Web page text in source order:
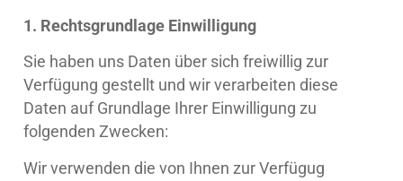
1. Rechtsgrundlage Einwilligung
Sie haben uns Daten über sich freiwillig zur
Verfügung gestellt und wir verarbeiten diese
Daten auf Grundlage Ihrer Einwilligung zu
folgenden Zwecken:
Wir verwenden die von Ihnen zur Verfügug